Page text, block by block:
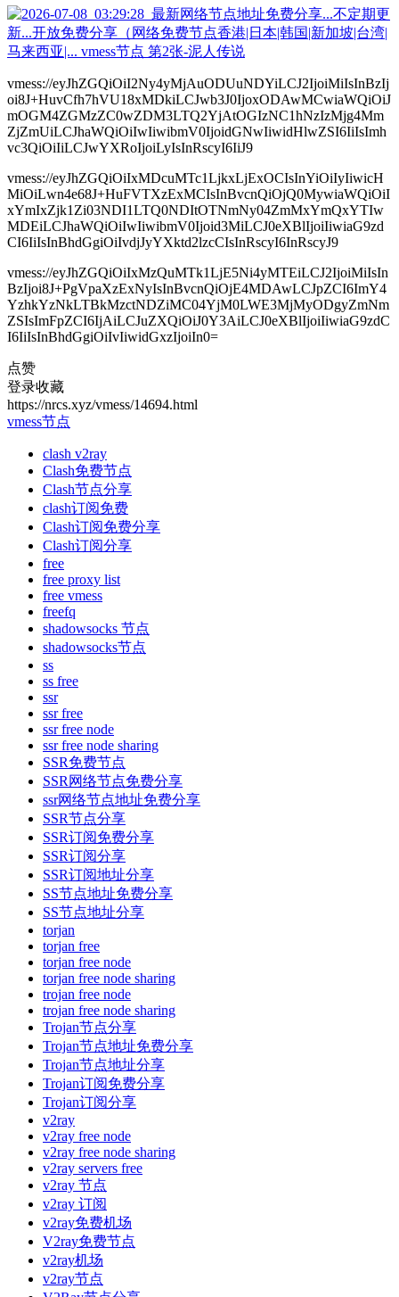
vmess://eyJhZGQiOiI2Ny4yMjAuODUuNDYiLCJ2IjoiMiIsInBzIj
oi8J+HuvCfh7hVU18xMDkiLCJwb3J0IjoxODAwMCwiaWQiOiJ
mOGM4ZGMzZC0wZDM3LTQ2YjAtOGIzNC1hNzIzMjg4Mm
ZjZmUiLCJhaWQiOiIwIiwibmV0IjoidGNwIiwidHlwZSI6IiIsImh
vc3QiOiIiLCJwYXRoIjoiLyIsInRscyI6IiJ9
vmess://eyJhZGQiOiIxMDcuMTc1LjkxLjExOCIsInYiOiIyIiwicH
MiOiLwn4e68J+HuFVTXzExMCIsInBvcnQiOjQ0MywiaWQiOiI
xYmIxZjk1Zi03NDI1LTQ0NDItOTNmNy04ZmMxYmQxYTIw
MDEiLCJhaWQiOiIwIiwibmV0Ijoid3MiLCJ0eXBlIjoiIiwiaG9zd
CI6IiIsInBhdGgiOiIvdjJyYXktd2lzcCIsInRscyI6InRscyJ9
vmess://eyJhZGQiOiIxMzQuMTk1LjE5Ni4yMTEiLCJ2IjoiMiIsIn
BzIjoi8J+PgVpaXzExNyIsInBvcnQiOjE4MDAwLCJpZCI6ImY4
YzhkYzNkLTBkMzctNDZiMC04YjM0LWE3MjMyODgyZmNm
ZSIsImFpZCI6IjAiLCJuZXQiOiJ0Y3AiLCJ0eXBlIjoiIiwiaG9zdC
I6IiIsInBhdGgiOiIvIiwidGxzIjoiIn0=
点赞
登录收藏
https://nrcs.xyz/vmess/14694.html
vmess节点
clash v2ray
Clash免费节点
Clash节点分享
clash订阅免费
Clash订阅免费分享
Clash订阅分享
free
free proxy list
free vmess
freefq
shadowsocks 节点
shadowsocks节点
ss
ss free
ssr
ssr free
ssr free node
ssr free node sharing
SSR免费节点
SSR网络节点免费分享
ssr网络节点地址免费分享
SSR节点分享
SSR订阅免费分享
SSR订阅分享
SSR订阅地址分享
SS节点地址免费分享
SS节点地址分享
torjan
torjan free
torjan free node
torjan free node sharing
trojan free node
trojan free node sharing
Trojan节点分享
Trojan节点地址免费分享
Trojan节点地址分享
Trojan订阅免费分享
Trojan订阅分享
v2ray
v2ray free node
v2ray free node sharing
v2ray servers free
v2ray 节点
v2ray 订阅
v2ray免费机场
V2ray免费节点
v2ray机场
v2ray节点